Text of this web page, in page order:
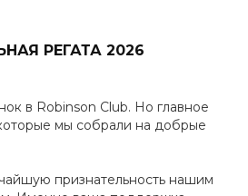
РЕГАТА 2026
в Robinson Club. Но главное
мы собрали на добрые
признательность нашим